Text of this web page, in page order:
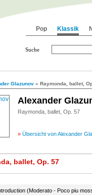
Glazunov » Raymonda, ballet,
Alexander
Raymonda, ballet, Op. 57
» Übersicht von Alexander
ballet, Op. 57
(Moderato - Poco piu
Pop Klassik
Suche